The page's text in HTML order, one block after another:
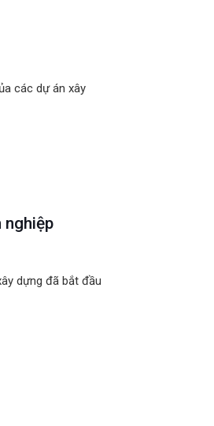
các dự án xây
nghiệp
dựng đã bắt đầu